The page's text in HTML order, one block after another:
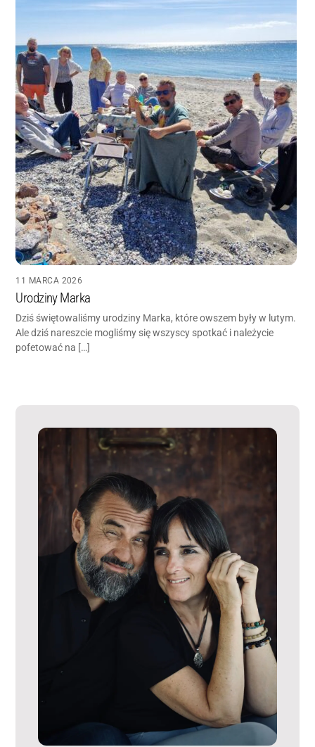
11 MARCA 2026
Urodziny Marka
Dziś świętowaliśmy urodziny Marka, które owszem były w lutym.
Ale dziś nareszcie mogliśmy się wszyscy spotkać i należycie
pofetować na […]